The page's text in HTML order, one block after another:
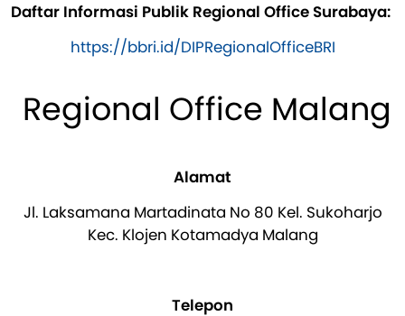
Daftar Informasi Publik Regional Office Surabaya:
https://bbri.id/DIPRegionalOfficeBRI
Regional Office Malang
Alamat
Jl. Laksamana Martadinata No 80 Kel. Sukoharjo
Kec. Klojen Kotamadya Malang
Telepon